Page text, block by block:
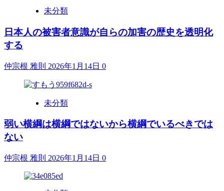
未分類
日本人の被害者意識が自らの加害の歴史を透明化
する
仲宗根 雅則 2026年1月14日 0
未分類
弱い横綱は横綱ではないから横綱でいるべきでは
ない
仲宗根 雅則 2026年1月14日 0